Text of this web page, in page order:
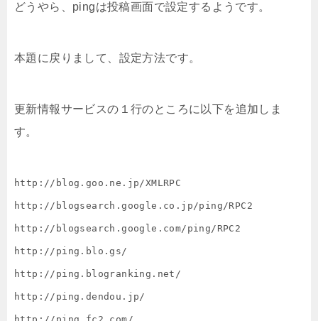
どうやら、pingは投稿画面で設定するようです。
本題に戻りまして、設定方法です。
更新情報サービスの１行のところに以下を追加しま
す。
http://blog.goo.ne.jp/XMLRPC
http://blogsearch.google.co.jp/ping/RPC2
http://blogsearch.google.com/ping/RPC2
http://ping.blo.gs/
http://ping.blogranking.net/
http://ping.dendou.jp/